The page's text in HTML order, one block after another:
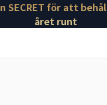
SECRET för att
året runt